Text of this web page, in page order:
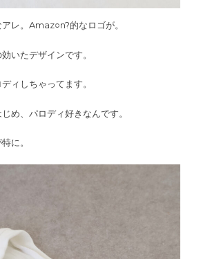
レ。Amaz○n?的なロゴが。
いたデザインです。
ィしちゃってます。
め、パロディ好きなんです。
に。